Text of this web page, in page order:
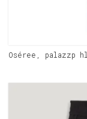
Oséree, palazzp